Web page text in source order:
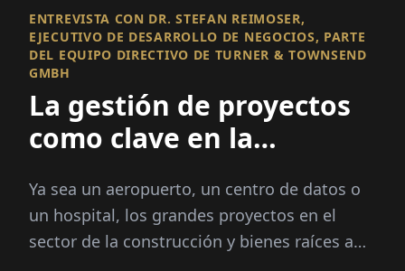
ENTREVISTA CON DR. STEFAN REIMOSER,
EJECUTIVO DE DESARROLLO DE NEGOCIOS, PARTE
DEL EQUIPO DIRECTIVO DE TURNER & TOWNSEND
GMBH
La gestión de proyectos
como clave en la
construcción
Ya sea un aeropuerto, un centro de datos o
un hospital, los grandes proyectos en el
sector de la construcción y bienes raíces a